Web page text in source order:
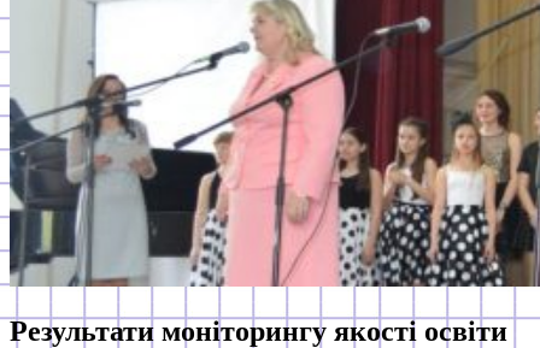
Результати моніторингу якості освіти